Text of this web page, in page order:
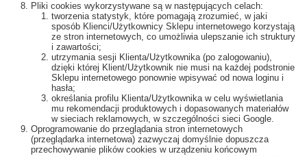
Pliki cookies wykorzystywane są w następujących celach:
tworzenia statystyk, które pomagają zrozumieć, w jaki
sposób Klienci/Użytkownicy Sklepu internetowego korzystają
ze stron internetowych, co umożliwia ulepszanie ich struktury
i zawartości;
utrzymania sesji Klienta/Użytkownika (po zalogowaniu),
dzięki której Klient/Użytkownik nie musi na każdej podstronie
Sklepu internetowego ponownie wpisywać od nowa loginu i
hasła;
określania profilu Klienta/Użytkownika w celu wyświetlania
mu rekomendacji produktowych i dopasowanych materiałów
w sieciach reklamowych, w szczególności sieci Google.
Oprogramowanie do przeglądania stron internetowych
(przeglądarka internetowa) zazwyczaj domyślnie dopuszcza
przechowywanie plików cookies w urządzeniu końcowym